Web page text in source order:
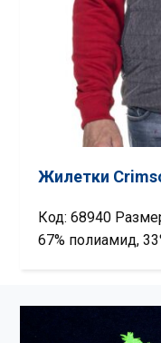
Жилетки
Код: 68940
67% полиамид,